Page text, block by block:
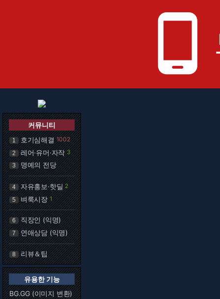
phone_android
커뮤니티
1 호기심해결 1002
2 레어·유머·자작 3
3 명예의 전당
4 자유홍보·핫딜 2
5 벼룩시장 1
6 직장인 (익명)
7 연애상담 (익명)
8 리뷰＆팁
유용한 기능
BG.GG (이미지 변환)